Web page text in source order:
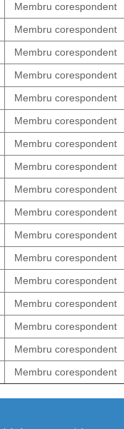
Membru corespondent
Membru corespondent
Membru corespondent
Membru corespondent
Membru corespondent
Membru corespondent
Membru corespondent
Membru corespondent
Membru corespondent
Membru corespondent
Membru corespondent
Membru corespondent
Membru corespondent
Membru corespondent
Membru corespondent
Membru corespondent
Membru corespondent